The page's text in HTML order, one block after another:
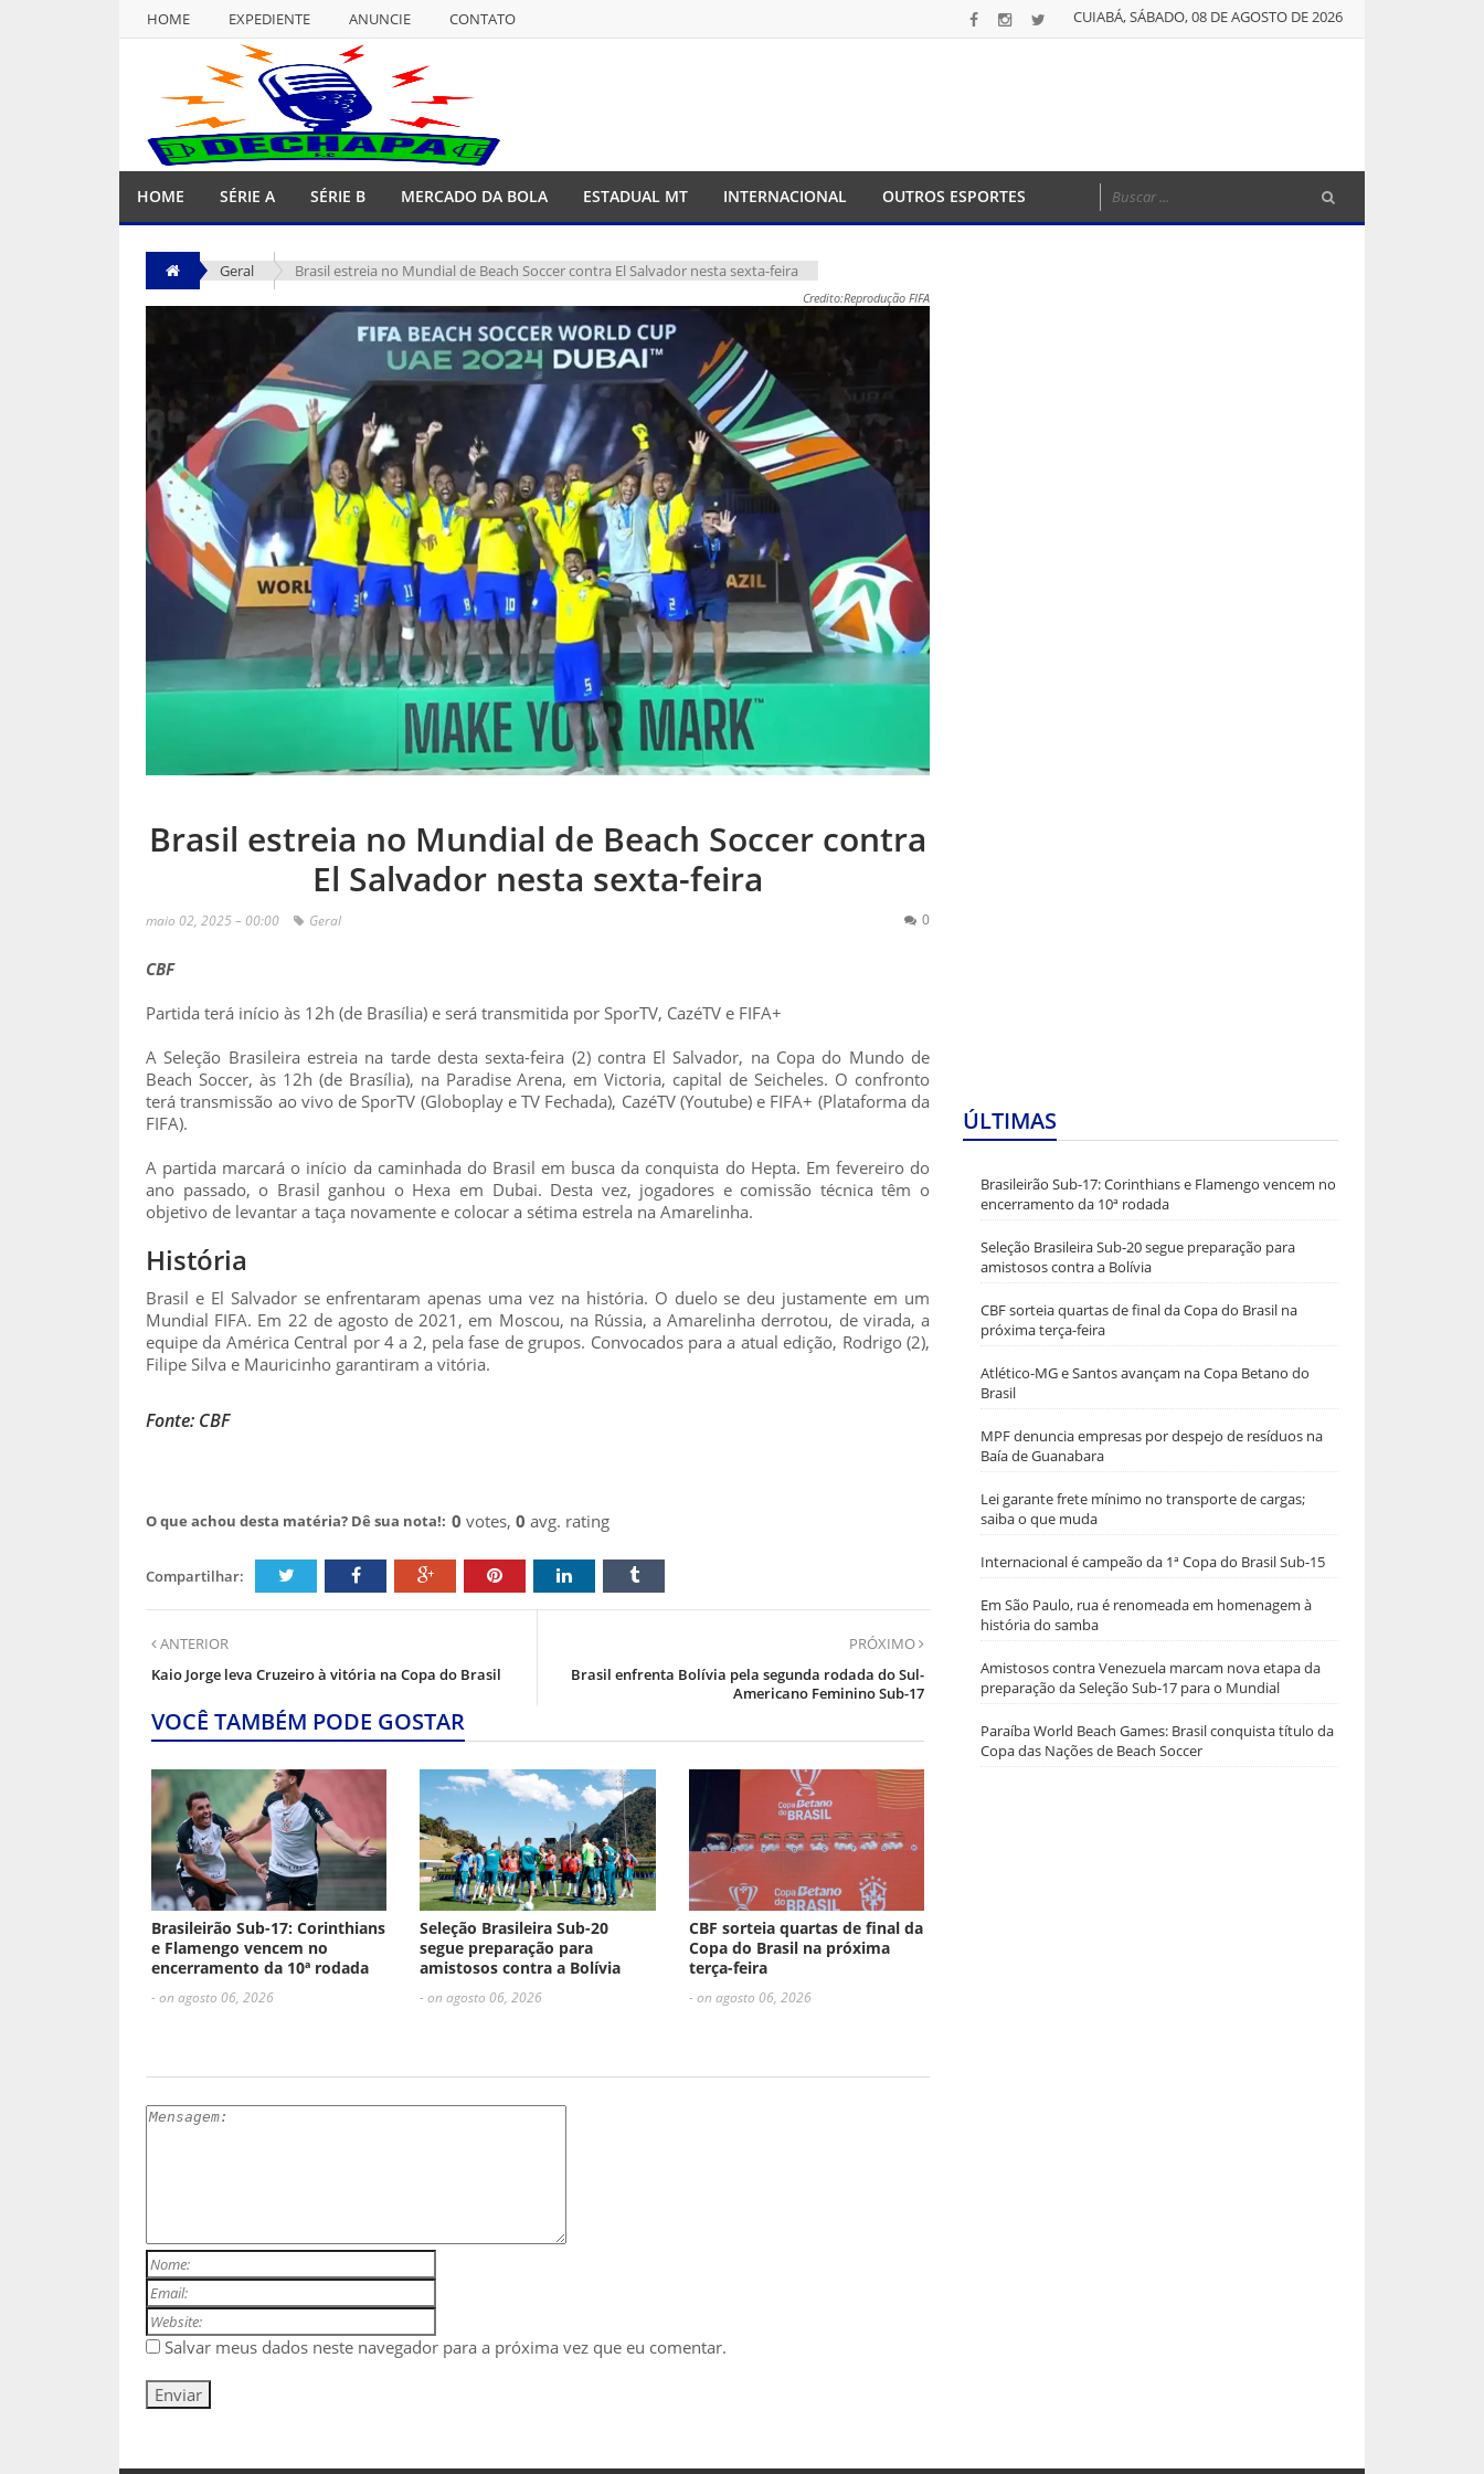
HOME EXPEDIENTE ANUNCIE
CONTATO
EXPEDIENTE ANUNCIE
CUIABÁ, SÁBADO, 08 DE AGOSTO DE 2026
HOME SÉRIE A SÉRIE B MERCADO DA BOLA ESTADUAL MT INTERNACIONAL OUTROS ESPORTES
Geral Brasil estreia no Mundial de Beach Soccer contra El Salvador nesta sexta-feira
Credito:Reprodução FIFA
Brasil estreia no Mundial de Beach Soccer contra
El Salvador nesta sexta-feira
maio 02, 2025 – 00:00 Geral 0
CBF
Partida terá início às 12h (de Brasília) e será transmitida por SporTV, CazéTV e FIFA+
A Seleção Brasileira estreia na tarde desta sexta-feira (2) contra El Salvador, na Copa do Mundo de
Beach Soccer, às 12h (de Brasília), na Paradise Arena, em Victoria, capital de Seicheles. O confronto
terá transmissão ao vivo de SporTV (Globoplay e TV Fechada), CazéTV (Youtube) e FIFA+ (Plataforma da
FIFA).
A partida marcará o início da caminhada do Brasil em busca da conquista do Hepta. Em fevereiro do
ano passado, o Brasil ganhou o Hexa em Dubai. Desta vez, jogadores e comissão técnica têm o
objetivo de levantar a taça novamente e colocar a sétima estrela na Amarelinha.
História
Brasil e El Salvador se enfrentaram apenas uma vez na história. O duelo se deu justamente em um
Mundial FIFA. Em 22 de agosto de 2021, em Moscou, na Rússia, a Amarelinha derrotou, de virada, a
equipe da América Central por 4 a 2, pela fase de grupos. Convocados para a atual edição, Rodrigo (2),
Filipe Silva e Mauricinho garantiram a vitória.
Fonte: CBF
O que achou desta matéria? Dê sua nota!: 0 votes, 0 avg. rating
Compartilhar:
ANTERIOR
Kaio Jorge leva Cruzeiro à vitória na Copa do Brasil
PRÓXIMO
Brasil enfrenta Bolívia pela segunda rodada do Sul-
Americano Feminino Sub-17
VOCÊ TAMBÉM PODE GOSTAR
Brasileirão Sub-17: Corinthians
e Flamengo vencem no
encerramento da 10ª rodada
- on agosto 06, 2026
Seleção Brasileira Sub-20
segue preparação para
amistosos contra a Bolívia
- on agosto 06, 2026
CBF sorteia quartas de final da
Copa do Brasil na próxima
terça-feira
- on agosto 06, 2026
Salvar meus dados neste navegador para a próxima vez que eu comentar.
ÚLTIMAS
Brasileirão Sub-17: Corinthians e Flamengo vencem no
encerramento da 10ª rodada
Seleção Brasileira Sub-20 segue preparação para
amistosos contra a Bolívia
CBF sorteia quartas de final da Copa do Brasil na
próxima terça-feira
Atlético-MG e Santos avançam na Copa Betano do
Brasil
MPF denuncia empresas por despejo de resíduos na
Baía de Guanabara
Lei garante frete mínimo no transporte de cargas;
saiba o que muda
Internacional é campeão da 1ª Copa do Brasil Sub-15
Em São Paulo, rua é renomeada em homenagem à
história do samba
Amistosos contra Venezuela marcam nova etapa da
preparação da Seleção Sub-17 para o Mundial
Paraíba World Beach Games: Brasil conquista título da
Copa das Nações de Beach Soccer